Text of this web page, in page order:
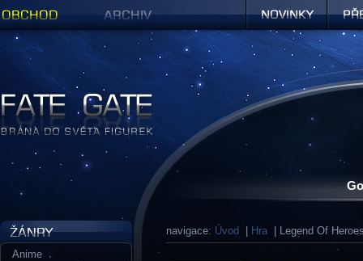
navigace: Úvod Hra | Legend Of
Anime
Figurky a sošky | Fate Gate